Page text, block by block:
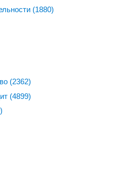
(1880)
(2362)
(4899)